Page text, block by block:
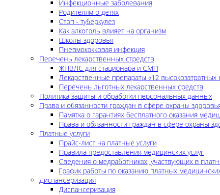
Инфекционные заболевания
Родителям о детях
Стоп - туберкулез
Как алкоголь влияет на организм
Школы здоровья
Пневмококковая инфекция
Перечень лекарственных стредств
ЖНВЛС для стационара и СМП
Лекарственные препараты «12 высокозатратных
Перечень льготных лекарственных средств
Политика защиты и обработки персональных данных
Права и обязанности граждан в сфере охраны
Памятка о гарантиях бесплатного оказания
Права и обязанности граждан в сфере охраны
Платные услуги
Прайс-лист на платные услуги
Правила предоставления медицинских услуг
Сведения о медработниках, участвующих в
График работы по оказанию платных
Диспансеризация
Диспансеризация